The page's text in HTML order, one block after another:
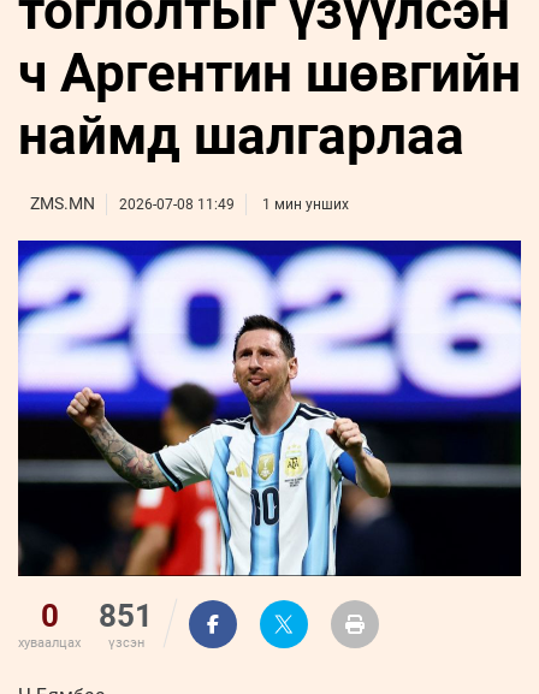
Бүртгүүлэх
Бизнес
Leaderships
forum
ФОТО
УРЛАГ
ҮНДЭСНИЙ
МЭДЭЭЛЛИЙН
ТӨВ
ВИДЕО
ZUUNII
MEDEE
ч Аргентин шөвгийн
наймд шалгарлаа
ZMS.MN 2026-07-08 11:49 1 мин унших
0
хуваалцах
851
үзсэн